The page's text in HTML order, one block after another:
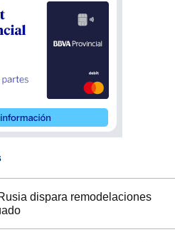
dispara remodelaciones